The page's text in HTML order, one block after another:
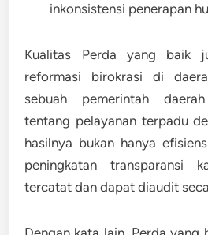
inkonsistensi penerapan
Kualitas Perda yang baik
reformasi birokrasi di
sebuah pemerintah
tentang pelayanan terpadu
hasilnya bukan hanya
peningkatan transparansi
tercatat dan dapat diaudit